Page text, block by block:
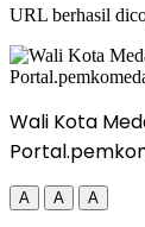
URL berhasil
Wali Kota
A A A